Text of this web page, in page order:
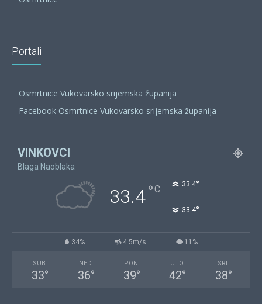
Portali
Osmrtnice Vukovarsko srijemska županija
Facebook Osmrtnice Vukovarsko srijemska županija
VINKOVCI
Blaga Naoblaka
33.4°C 33.4°
33.4°
34% 4.5m/s 11%
SUB
33°
NED
36°
PON
39°
UTO
42°
SRI
38°